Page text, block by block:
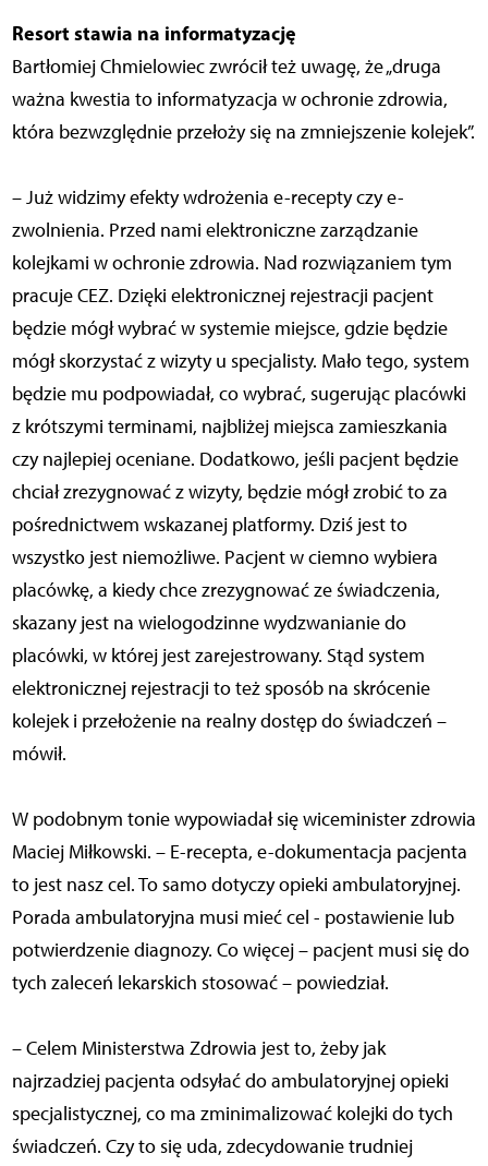
Resort stawia na informatyzację
Bartłomiej Chmielowiec zwrócił też uwagę, że „druga
ważna kwestia to informatyzacja w ochronie zdrowia,
która bezwzględnie przełoży się na zmniejszenie kolejek”.
– Już widzimy efekty wdrożenia e-recepty czy e-
zwolnienia. Przed nami elektroniczne zarządzanie
kolejkami w ochronie zdrowia. Nad rozwiązaniem tym
pracuje CEZ. Dzięki elektronicznej rejestracji pacjent
będzie mógł wybrać w systemie miejsce, gdzie będzie
mógł skorzystać z wizyty u specjalisty. Mało tego, system
będzie mu podpowiadał, co wybrać, sugerując placówki
z krótszymi terminami, najbliżej miejsca zamieszkania
czy najlepiej oceniane. Dodatkowo, jeśli pacjent będzie
chciał zrezygnować z wizyty, będzie mógł zrobić to za
pośrednictwem wskazanej platformy. Dziś jest to
wszystko jest niemożliwe. Pacjent w ciemno wybiera
placówkę, a kiedy chce zrezygnować ze świadczenia,
skazany jest na wielogodzinne wydzwanianie do
placówki, w której jest zarejestrowany. Stąd system
elektronicznej rejestracji to też sposób na skrócenie
kolejek i przełożenie na realny dostęp do świadczeń –
mówił.
W podobnym tonie wypowiadał się wiceminister zdrowia
Maciej Miłkowski. – E-recepta, e-dokumentacja pacjenta
to jest nasz cel. To samo dotyczy opieki ambulatoryjnej.
Porada ambulatoryjna musi mieć cel - postawienie lub
potwierdzenie diagnozy. Co więcej – pacjent musi się do
tych zaleceń lekarskich stosować – powiedział.
– Celem Ministerstwa Zdrowia jest to, żeby jak
najrzadziej pacjenta odsyłać do ambulatoryjnej opieki
specjalistycznej, co ma zminimalizować kolejki do tych
świadczeń. Czy to się uda, zdecydowanie trudniej